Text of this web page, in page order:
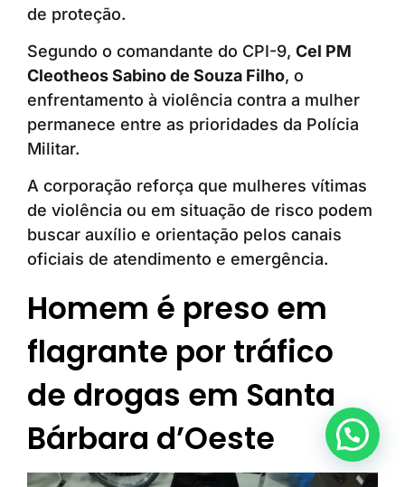
de proteção.
Segundo o comandante do CPI-9, Cel PM
Cleotheos Sabino de Souza Filho, o
enfrentamento à violência contra a mulher
permanece entre as prioridades da Polícia
Militar.
A corporação reforça que mulheres vítimas
de violência ou em situação de risco podem
buscar auxílio e orientação pelos canais
oficiais de atendimento e emergência.
Homem é preso em
flagrante por tráfico
de drogas em Santa
Bárbara d’Oeste
Anunciar ou recomendar matéria